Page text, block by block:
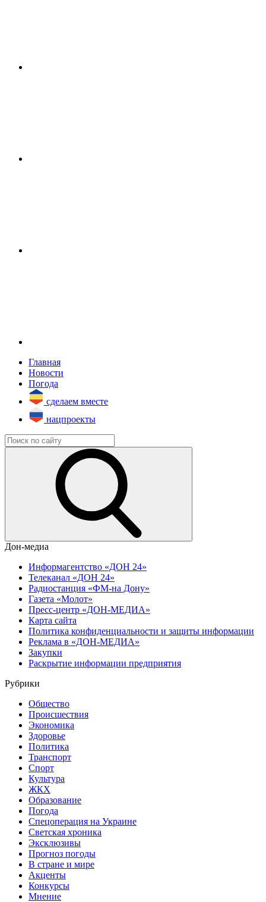
Главная
Новости
Погода
сделаем вместе
нацпроекты
Дон-медиа
Информагентство «ДОН 24»
Телеканал «ДОН 24»
Радиостанция «ФМ-на Дону»
Газета «Молот»
Пресс-центр «ДОН-МЕДИА»
Карта сайта
Политика конфиденциальности и защиты информации
Реклама в «ДОН-МЕДИА»
Закупки
Раскрытие информации предприятия
Рубрики
Общество
Происшествия
Экономика
Здоровье
Политика
Транспорт
Спорт
Культура
ЖКХ
Образование
Погода
Спецоперация на Украине
Светская хроника
Эксклюзивы
Прогноз погоды
В стране и мире
Акценты
Конкурсы
Мнение